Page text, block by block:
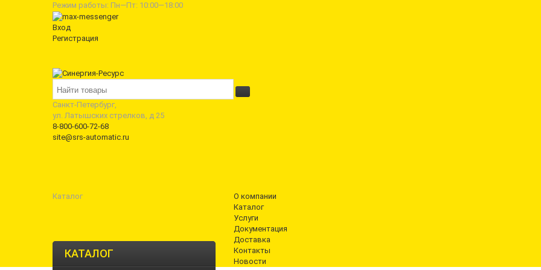
Режим работы: Пн—Пт: 10:00—18:00
Вход
Регистрация
Санкт-Петербург,
ул. Латышских стрелков, д 25
8-800-600-72-68
site@srs-automatic.ru
Каталог
О компании
Каталог
Услуги
Документация
Доставка
Контакты
Новости
КАТАЛОГ